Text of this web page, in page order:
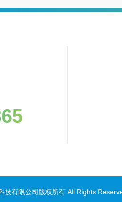
技有限公司版权所有 All Rights